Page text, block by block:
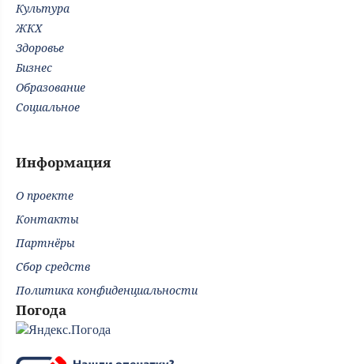
Культура
ЖКХ
Здоровье
Бизнес
Образование
Социальное
Информация
О проекте
Контакты
Партнёры
Сбор средств
Политика конфиденциальности
Погода